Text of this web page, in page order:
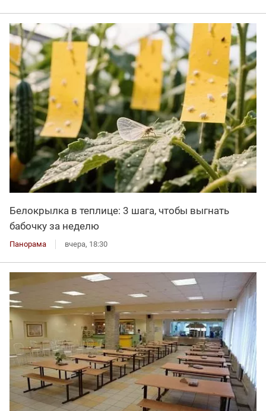
Белокрылка в теплице: 3 шага, чтобы выгнать
бабочку за неделю
Панорама вчера, 18:30